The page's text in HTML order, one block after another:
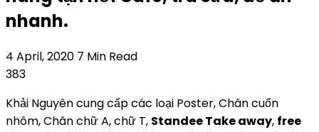
nhanh.
4 April, 2020 7 Min Read
383
Khải Nguyên cung cấp các loại Poster, Chân cuốn
nhôm, Chân chữ A, chữ T, Standee Take away, free